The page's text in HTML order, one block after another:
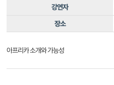
강연자
장소
아프리카 소개와 가능성